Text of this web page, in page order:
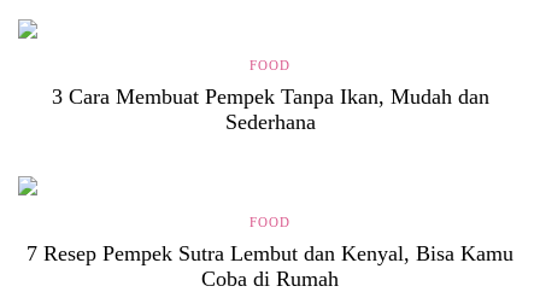
FOOD
3 Cara Membuat Pempek Tanpa Ikan, Mudah dan
Sederhana
FOOD
7 Resep Pempek Sutra Lembut dan Kenyal, Bisa Kamu
Coba di Rumah